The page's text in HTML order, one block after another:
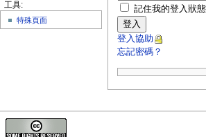
記住我的登入狀態
登入
登入協助
忘記密碼？
工具:
特殊頁面